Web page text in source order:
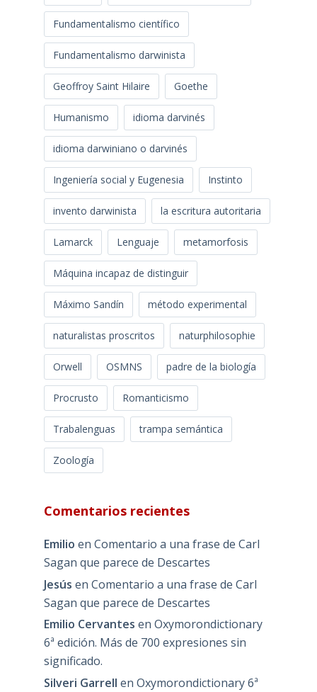
Fundamentalismo científico
Fundamentalismo darwinista
Geoffroy Saint Hilaire Goethe
Humanismo idioma darvinés
idioma darwiniano o darvinés
Ingeniería social y Eugenesia Instinto
invento darwinista la escritura autoritaria
Lamarck Lenguaje metamorfosis
Máquina incapaz de distinguir
Máximo Sandín método experimental
naturalistas proscritos naturphilosophie
Orwell OSMNS padre de la biología
Procrusto Romanticismo
Trabalenguas trampa semántica
Zoología
Comentarios recientes
Emilio en Comentario a una frase de Carl
Sagan que parece de Descartes
Jesús en Comentario a una frase de Carl
Sagan que parece de Descartes
Emilio Cervantes en Oxymorondictionary
6ª edición. Más de 700 expresiones sin
significado.
Silveri Garrell en Oxymorondictionary 6ª